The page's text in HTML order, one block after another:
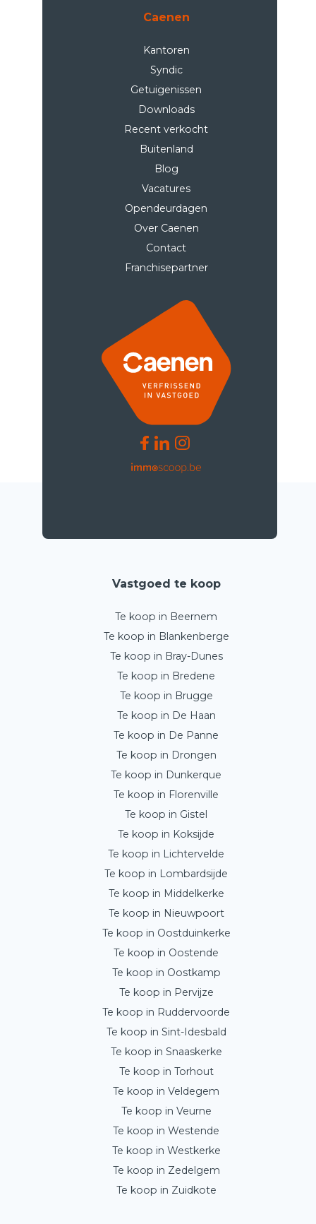
Caenen
Kantoren
Syndic
Getuigenissen
Downloads
Recent verkocht
Buitenland
Blog
Vacatures
Opendeurdagen
Over Caenen
Contact
Franchisepartner
Vastgoed te koop
Te koop in Beernem
Te koop in Blankenberge
Te koop in Bray-Dunes
Te koop in Bredene
Te koop in Brugge
Te koop in De Haan
Te koop in De Panne
Te koop in Drongen
Te koop in Dunkerque
Te koop in Florenville
Te koop in Gistel
Te koop in Koksijde
Te koop in Lichtervelde
Te koop in Lombardsijde
Te koop in Middelkerke
Te koop in Nieuwpoort
Te koop in Oostduinkerke
Te koop in Oostende
Te koop in Oostkamp
Te koop in Pervijze
Te koop in Ruddervoorde
Te koop in Sint-Idesbald
Te koop in Snaaskerke
Te koop in Torhout
Te koop in Veldegem
Te koop in Veurne
Te koop in Westende
Te koop in Westkerke
Te koop in Zedelgem
Te koop in Zuidkote